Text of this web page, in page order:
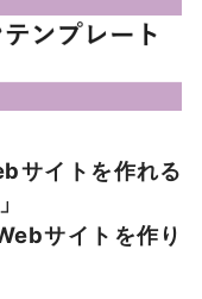
サイトを作れる
サイトを作り